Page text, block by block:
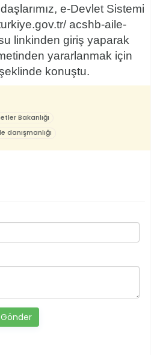
e-Devlet Sistemi
acshb-aile-
linkinden giriş yaparak
yararlanmak için
konuştu.
Bakanlığı
danışmanlığı
Gönder